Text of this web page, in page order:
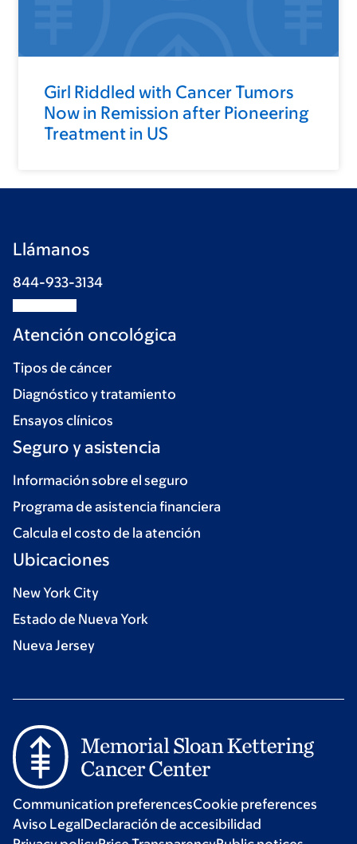
Girl Riddled with Cancer Tumors
Now in Remission after Pioneering
Treatment in US
Llámanos
844-933-3134
Atención oncológica
Tipos de cáncer
Diagnóstico y tratamiento
Ensayos clínicos
Seguro y asistencia
Información sobre el seguro
Programa de asistencia financiera
Calcula el costo de la atención
Ubicaciones
New York City
Estado de Nueva York
Nueva Jersey
Communication preferencesCookie preferences
Aviso LegalDeclaración de accesibilidad